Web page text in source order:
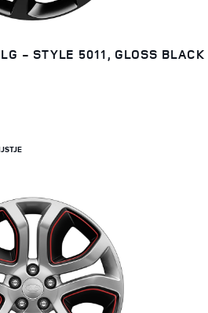
- STYLE 5011, GLOSS BLACK